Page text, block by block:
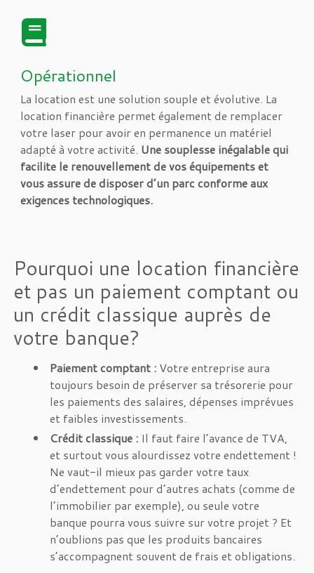
Opérationnel
La location est une solution souple et évolutive. La
location financière permet également de remplacer
votre laser pour avoir en permanence un matériel
adapté à votre activité. Une souplesse inégalable qui
facilite le renouvellement de vos équipements et
vous assure de disposer d’un parc conforme aux
exigences technologiques.
Pourquoi une location financière
et pas un paiement comptant ou
un crédit classique auprès de
votre banque?
Paiement comptant :Votre entreprise aura
toujours besoin de préserver sa trésorerie pour
les paiements des salaires, dépenses imprévues
et faibles investissements.
Crédit classique :Il faut faire l’avance de TVA,
et surtout vous alourdissez votre endettement !
Ne vaut-il mieux pas garder votre taux
d’endettement pour d’autres achats (comme de
l’immobilier par exemple), ou seule votre
banque pourra vous suivre sur votre projet ? Et
n’oublions pas que les produits bancaires
s’accompagnent souvent de frais et obligations.